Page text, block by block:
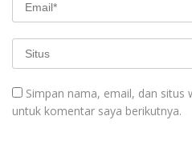
Simpan nama, email, dan situs
untuk komentar saya berikutnya.